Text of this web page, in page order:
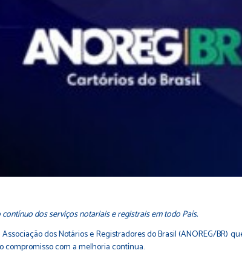
dos serviços notariais e registrais em todo País.
dos Notários e Registradores do Brasil (ANOREG/BR)
compromisso com a melhoria contínua.